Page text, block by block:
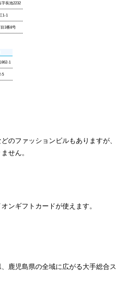
字長池2232
1-1
3番8号
1
5
のファッションビルもありますが、
せん。
ンギフトカードが使えます。
鹿児島県の全域に広がる大手総合ス